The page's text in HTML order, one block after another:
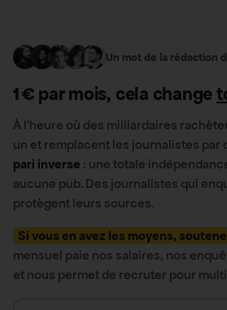
Un mot de la rédaction
1 € par mois, cela change
À l’heure où des milliardaires
un et remplacent les journalistes par
pari inverse : une totale
aucune pub. Des journalistes qui
protègent leurs sources.
Si vous en avez les moyens,
mensuel paie nos salaires, nos
et nous permet de recruter pour